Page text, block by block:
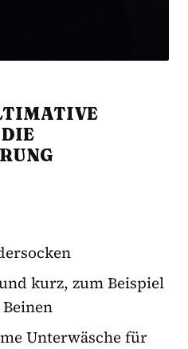
kurz, zum Beispiel
Unterwäsche für